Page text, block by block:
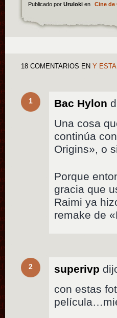
Publicado por Uruloki en Cine de
18 COMENTARIOS EN Y
1 Bac Hylon
Una cosa
continúa
Origins», o
Porque
gracia que
Raimi ya
remake de
2 superivp
con estas